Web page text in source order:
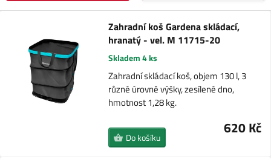
Zahradní koš Gardena skládací,
hranatý - vel. M 11715-20
Skladem 4 ks
Zahradní skládací koš, objem 130 l, 3
různé úrovně výšky, zesílené dno,
hmotnost 1,28 kg.
620 Kč
Do košíku